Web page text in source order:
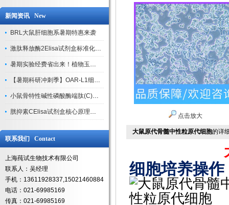
新闻资讯 New
BRL大鼠肝细胞系暑期特惠来袭
激肽释放酶2Elisa试剂盒标准化实验操作与质控体系解析
暑期实验经费省出来！植物玉米索核苷（ZR ）elisa酶联免疫试剂盒
【暑期科研冲刺季】OAR-L1细胞专用培养基特惠，助力实验高效突破
小鼠骨特性碱性磷酸酶端肽(C)elisa试剂盒大促，骨科研人速囤
胱抑素CElisa试剂盒核心原理、产品特性与全流程操作规范详解
联系我们 Contact
上海莼试生物技术有限公司
联系人：吴经理
手机：13611928337,15021460884
电话：021-69985169
传真：021-69985169
点击放大
大鼠原代骨髓中性粒原代细胞的详
细胞培养操作